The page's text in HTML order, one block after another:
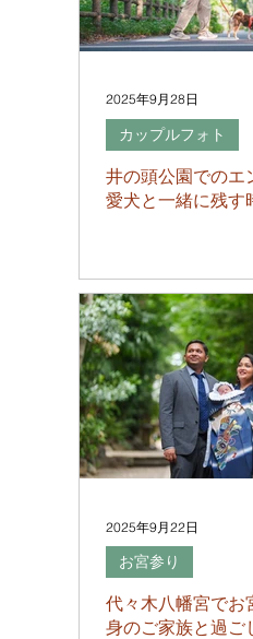
井の頭公園でのエ
愛犬と一緒に残す
カップルフォト
2025年9月28日
代々木八幡宮でお
身のご家族と過ご
お宮参り
2025年9月22日